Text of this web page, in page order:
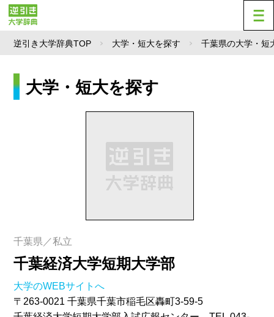
逆引き大学辞典TOP 大学・短大を探す 千葉県の大学・短
大学・短大を探す
千葉県／私立
千葉経済大学短期大学部
大学のWEBサイトへ
〒263-0021 千葉県千葉市稲毛区轟町3-59-5